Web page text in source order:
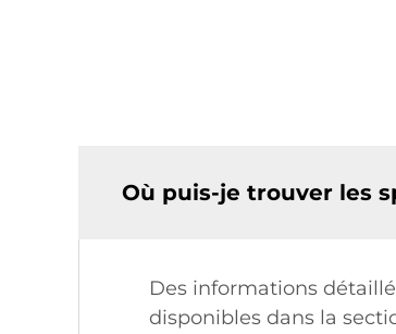
Où puis-je trouver les
Des informations
disponibles dans la